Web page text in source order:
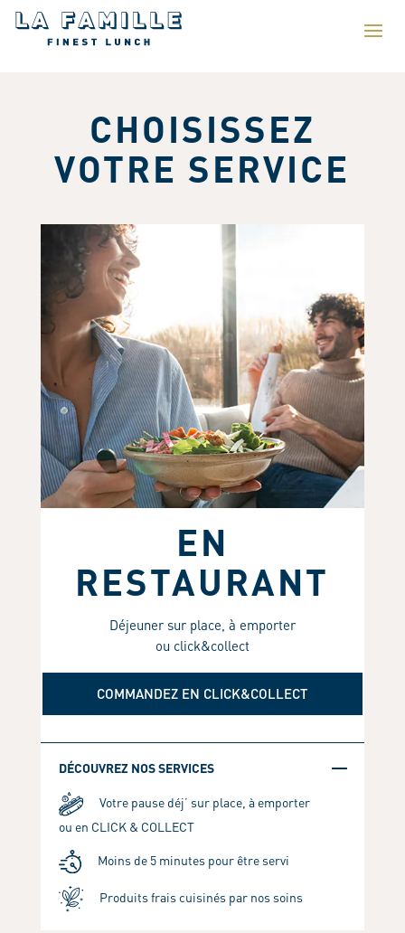
CHOISISSEZ
VOTRE SERVICE
EN
RESTAURANT
Déjeuner sur place, à emporter
ou click&collect
COMMANDEZ EN CLICK&COLLECT
DÉCOUVREZ NOS SERVICES
Votre pause déj’ sur place, à emporter
ou en CLICK & COLLECT
Moins de 5 minutes pour être servi
Produits frais cuisinés par nos soins